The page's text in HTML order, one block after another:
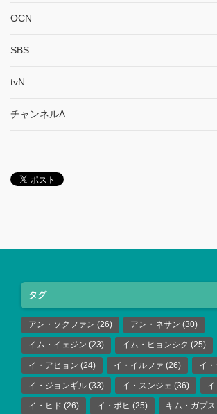
OCN
SBS
tvN
チャンネルA
タグ
アン・ソクファン (26) アン・ネサン (30)
イム・イェジン (23) イム・ヒョンシク (25)
イ・アヒョン (24) イ・イルファ (26) イ
イ・ジョンギル (33) イ・スンジェ (36)
イ・ヒド (26) イ・ボヒ (25) キム・ガプス